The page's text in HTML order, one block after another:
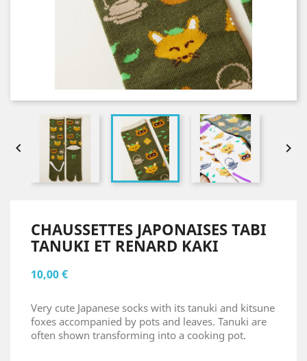
 
CHAUSSETTES JAPONAISES TABI
TANUKI ET RENARD KAKI
10,00 €
Very cute Japanese socks with its tanuki and kitsune
foxes accompanied by pots and leaves. Tanuki are
often shown transforming into a cooking pot.